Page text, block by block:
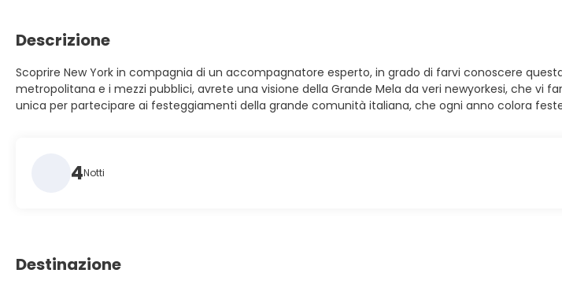
Descrizione
Scoprire New York in compagnia di un accompagnatore esperto, in grado di farvi conoscere
metropolitana e i mezzi pubblici, avrete una visione della Grande Mela da veri newyorkesi, che
unica per partecipare ai festeggiamenti della grande comunità italiana, che ogni anno colora
4Notti
Destinazione